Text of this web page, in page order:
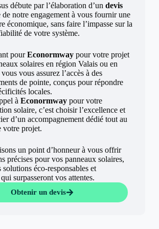
débute par l’élaboration d’un devis
de notre engagement à vous fournir une
économique, sans faire l’impasse sur la
de votre système.
pourEconormwaypour votre projet
solaires en région Valais ou en
vous assurez l’accès à des
de pointe, conçus pour répondre
locales.
à Econormwaypour votre
solaire, c’est choisir l’excellence et
d’un accompagnement dédié tout au
votre projet.
un point d’honneur à vous offrir
précises pour vos panneaux solaires,
solutions éco-responsables et
surpasseront vos attentes.
Obtenir un devis